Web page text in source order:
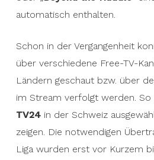
automatisch enthalten.
Schon in der Vergangenheit
über verschiedene Free-TV-
Ländern geschaut bzw. über
im Stream verfolgt werden.
TV24in der Schweiz
zeigen. Die notwendigen
Liga wurden erst vor Kurzem